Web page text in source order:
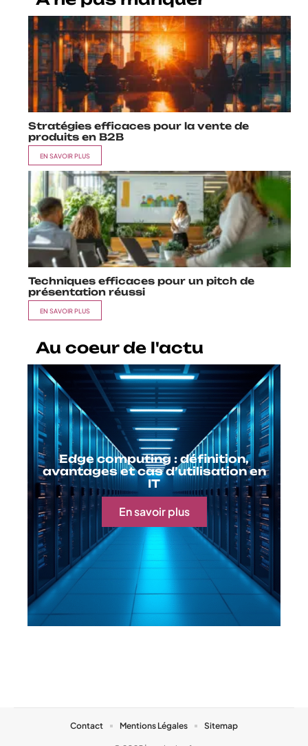
Recherche
A ne pas manquer
Stratégies efficaces pour la vente de
produits en B2B
EN SAVOIR PLUS
Techniques efficaces pour un pitch de
présentation réussi
EN SAVOIR PLUS
Au coeur de l'actu
Edge computing : définition,
avantages et cas d’utilisation en